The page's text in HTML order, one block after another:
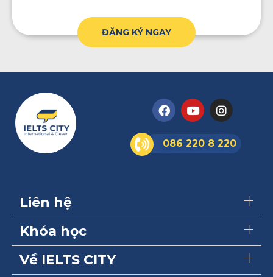
ĐĂNG KÝ NGAY
086 220 8 220
Liên hệ
Khóa học
Về IELTS CITY